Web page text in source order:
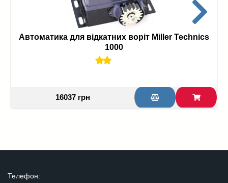
Автоматика для відкатних воріт Miller Technics
1000
16037 грн
Телефон: